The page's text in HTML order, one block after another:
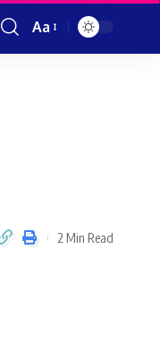
Font
Aa
2 Min Read